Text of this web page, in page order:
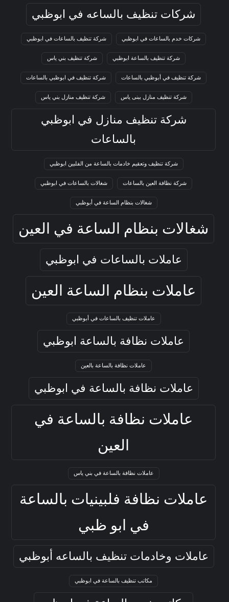
شركات تنظيف بالساعه في ابوظبي
شركات خدم بالساعات في ابوظبي شركة تنظيف بالساعات في ابوظبي
شركة تنظيف بالساعة ابوظبي شركة تنظيف بني ياس
شركة تنظيف في أبوظبي بالساعات شركة تنظيف في ابوظبي بالساعات
شركة تنظيف منازل ببنى ياس شركة تنظيف منازل بني ياس
شركة تنظيف منازل في ابوظبي
بالساعات
شركة تنظيف وتعقيم خادمات بالساعة من الفلبين ابوظبي
شركة نظافة العين بالساعات شغالات بالساعات في ابوظبي
شغالات بنظام الساعة في أبوظبي
شغالات بنظام الساعة في العين
عاملات بالساعات في ابوظبي
عاملات بنظام الساعة العين
عاملات تنظيف بالساعات في أبوظبي
عاملات نظافة بالساعة ابوظبي
عاملات نظافة بالساعة بالعين
عاملات نظافة بالساعة في ابوظبي
عاملات نظافة بالساعة في
العين
عاملات نظافة بالساعة في بني ياس
عاملات نظافة فلبينيات بالساعة
في ابو ظبي
عاملات وخادمات تنظيف بالساعه أبوظبي
مكاتب تنظيف بالساعة في ابوظبي